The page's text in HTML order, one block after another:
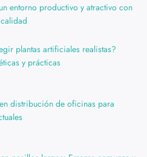
entorno productivo y atractivo con
plantas artificiales realistas?
y prácticas
distribución de oficinas para